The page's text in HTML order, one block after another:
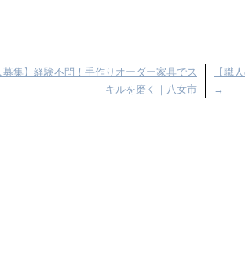
募集】経験不問！手作りオーダー家具でス
キルを磨く｜八女市
【職
→